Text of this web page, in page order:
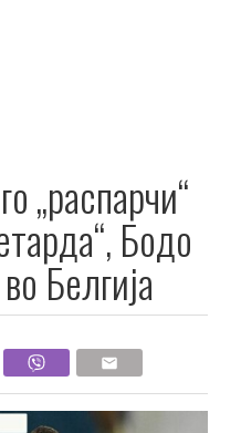
„распарчи“
Бодо
Белгија